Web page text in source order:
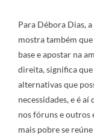
Para Débora Dias,
mostra também
base e apostar na
direita, significa
alternativas que
necessidades, e é
nos fóruns e outros
mais pobre se